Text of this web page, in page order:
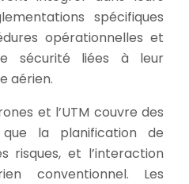
spécifiques
opérationnelles et
sécurité liées à leur
aérien.
et l’UTM couvre des
la planification de
risques, et l’interaction
conventionnel. Les